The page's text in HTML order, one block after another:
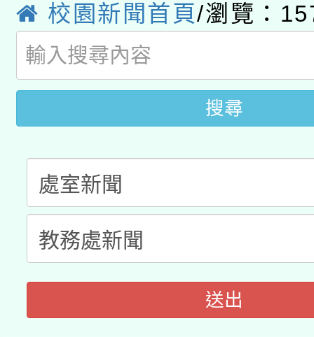
方素養工作坊新北場」
「族語學習班」招生簡
文教學共融平台-教案
件」活動簡章
教育部國民及學前教育
年度COVID-19疫苗接
接種對象擴大為「滿6
接種之民眾」措施，延
月28日止
校園新聞首頁/瀏覽：
搜尋
送出